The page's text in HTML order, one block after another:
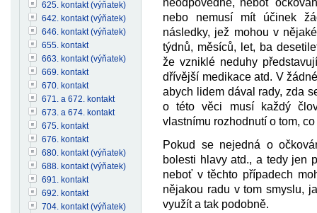
nebo nemusí mít účinek
následky, jež mohou v
týdnů, měsíců, let, ba
že vzniklé neduhy
dřívější medikace atd. V
abych lidem dával rady, zda
o této věci musí každý
vlastnímu rozhodnutí o tom,
Pokud se nejedná o
bolesti hlavy atd., a tedy jen
neboť v těchto případech
nějakou radu v tom smyslu,
využít a tak podobně.
625. kontakt (výňatek)
642. kontakt (výňatek)
646. kontakt (výňatek)
655. kontakt
663. kontakt (výňatek)
669. kontakt
670. kontakt
671. a 672. kontakt
673. a 674. kontakt
675. kontakt
676. kontakt
680. kontakt (výňatek)
688. kontakt (výňatek)
691. kontakt
692. kontakt
704. kontakt (výňatek)